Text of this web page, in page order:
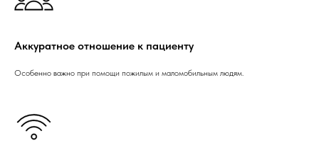
Аккуратное отношение к пациенту
Особенно важно при помощи пожилым и маломобильным людям.